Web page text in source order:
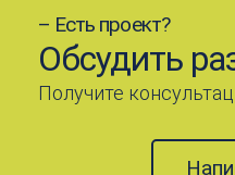
– Есть проект?
Обсудить
Получите